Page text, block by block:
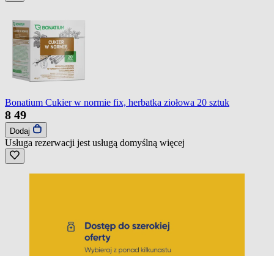
Bonatium Cukier w normie fix, herbatka ziołowa 20 sztuk
8 49
Dodaj
Usługa rezerwacji jest usługą domyślną więcej